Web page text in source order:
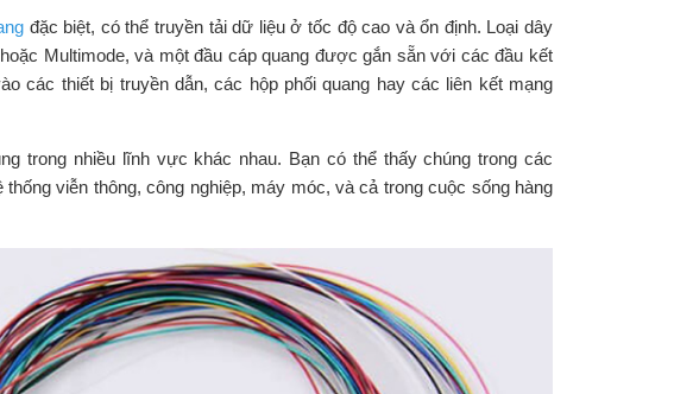
đặc biệt, có thể truyền tải dữ liệu ở tốc độ cao và ổn định. Loại dây
Multimode, và một đầu cáp quang được gắn sẵn với các đầu kết
các thiết bị truyền dẫn, các hộp phối quang hay các liên kết mạng
trong nhiều lĩnh vực khác nhau. Bạn có thể thấy chúng trong các
viễn thông, công nghiệp, máy móc, và cả trong cuộc sống hàng